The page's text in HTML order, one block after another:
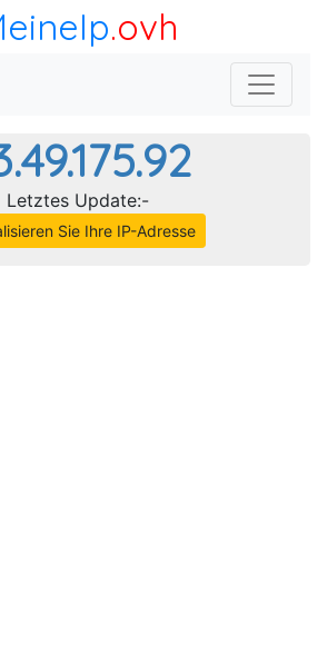
.ovh
Letztes Update:-
Sie Ihre IP-Adresse